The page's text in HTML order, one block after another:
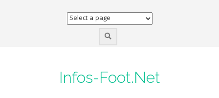
Infos-Foot.Net